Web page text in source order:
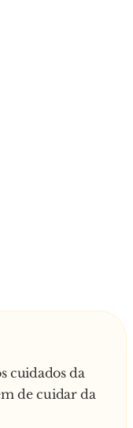
cuidados da
de cuidar da